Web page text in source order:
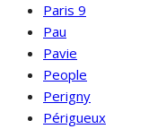
Paris 9
Pau
Pavie
People
Perigny
Périgueux